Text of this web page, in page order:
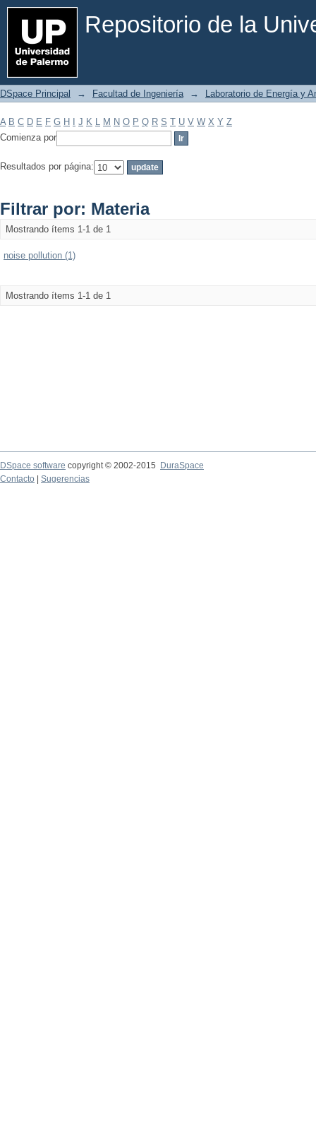
Repositorio de la
Filtrar por: Materia
DSpace Principal → Facultad de Ingeniería → Laboratorio de Energía y
A B C D E F G H J K L M N O P Q R S T U V W X Y Z
Comienza por
Resultados por página:
Filtrar por: Materia
Mostrando ítems 1-1 de 1
noise pollution (1)
Mostrando ítems 1-1 de 1
DSpace software copyright © 2002-2015
DuraSpace
Contacto
Sugerencias